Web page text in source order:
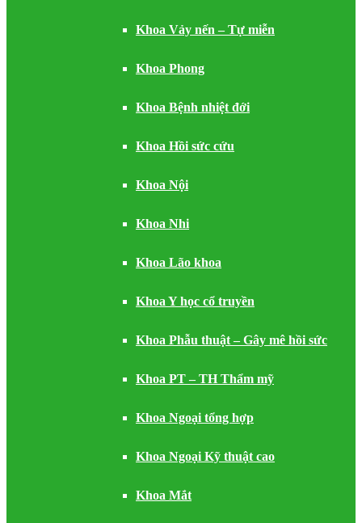
Khoa Vảy nến – Tự miễn
Khoa Phong
Khoa Bệnh nhiệt đới
Khoa Hồi sức cứu
Khoa Nội
Khoa Nhi
Khoa Lão khoa
Khoa Y học cổ truyền
Khoa Phẫu thuật – Gây mê hồi sức
Khoa PT – TH Thẩm mỹ
Khoa Ngoại tổng hợp
Khoa Ngoại Kỹ thuật cao
Khoa Mắt